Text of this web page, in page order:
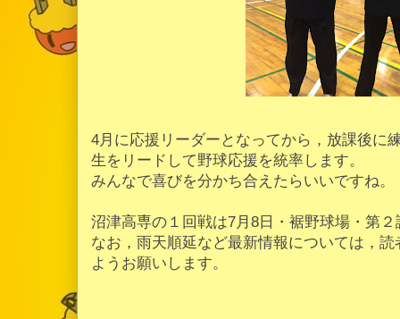
4月に応援リーダーとなってから，放課後に
生をリードして野球応援を統率します。
みんなで喜びを分かち合えたらいいですね。
沼津高専の１回戦は7月8日・裾野球場・第
なお，雨天順延など最新情報については，
ようお願いします。